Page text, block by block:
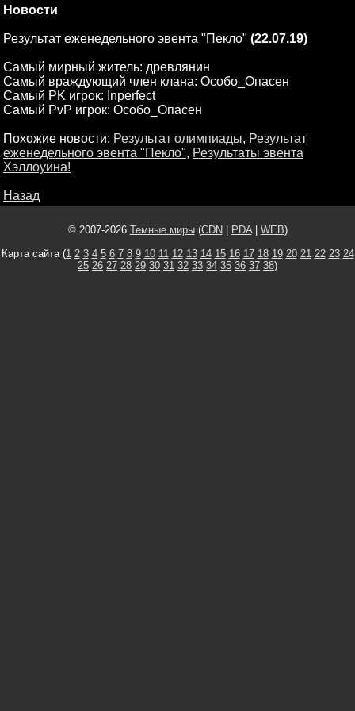
Новости
Результат еженедельного эвента "Пекло" (22.07.19)
Самый мирный житель: древлянин
Самый враждующий член клана: Особо_Опасен
Самый PK игрок: Inperfect
Самый PvP игрок: Особо_Опасен
Похожие новости: Результат олимпиады, Результат
еженедельного эвента "Пекло", Результаты эвента
Хэллоуина!
Назад
© 2007-2026 Темные миры(CDN PDA| WEB)
Карта сайта (1 2 3 4 5 6 7 8 9 10 11 12 13 14 15 16 17 18 19 20 21 22 23 24
25 26 27 28 29 30 31 32 33 34 35 36 37 38)